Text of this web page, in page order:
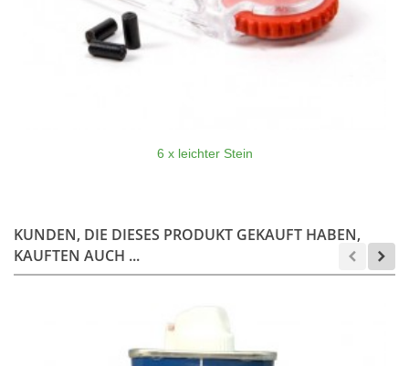
6 x leichter Stein
KUNDEN, DIE DIESES PRODUKT GEKAUFT HABEN,
KAUFTEN AUCH ...